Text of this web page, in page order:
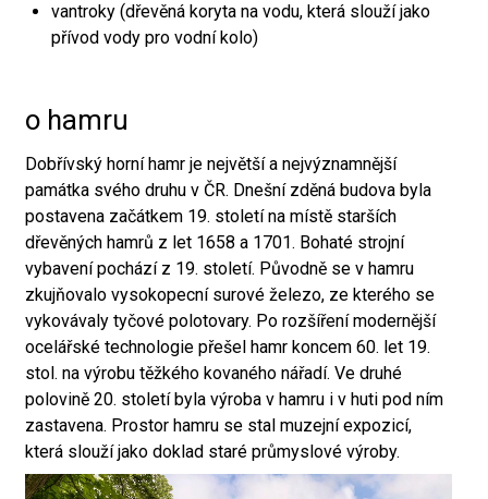
vantroky (dřevěná koryta na vodu, která slouží jako
přívod vody pro vodní kolo)
o hamru
Dobřívský horní hamr je největší a nejvýznamnější
památka svého druhu v ČR. Dnešní zděná budova byla
postavena začátkem 19. století na místě starších
dřevěných hamrů z let 1658 a 1701. Bohaté strojní
vybavení pochází z 19. století. Původně se v hamru
zkujňovalo vysokopecní surové železo, ze kterého se
vykovávaly tyčové polotovary. Po rozšíření modernější
ocelářské technologie přešel hamr koncem 60. let 19.
stol. na výrobu těžkého kovaného nářadí. Ve druhé
polovině 20. století byla výroba v hamru i v huti pod ním
zastavena. Prostor hamru se stal muzejní expozicí,
která slouží jako doklad staré průmyslové výroby.